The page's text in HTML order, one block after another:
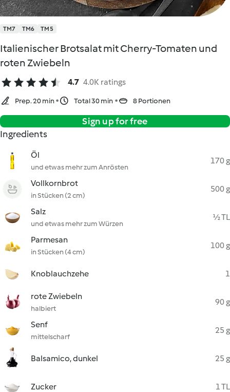
TM7 TM6 TM5
Italienischer Brotsalat mit Cherry-Tomaten und
roten Zwiebeln
4.7 4.0K ratings
Prep. 20 min Total 30 min 8 Portionen
Sign up for free
Ingredients
Öl
und etwas mehr zum Anrösten
170 g
Vollkornbrot
in Stücken (2 cm)
500 g
Salz
und etwas mehr zum Würzen
½ TL
Parmesan
in Stücken (4 cm)
100 g
Knoblauchzehe 1
rote Zwiebeln
halbiert
90 g
Senf
mittelscharf
25 g
Balsamico, dunkel 25 g
Zucker 1 TL